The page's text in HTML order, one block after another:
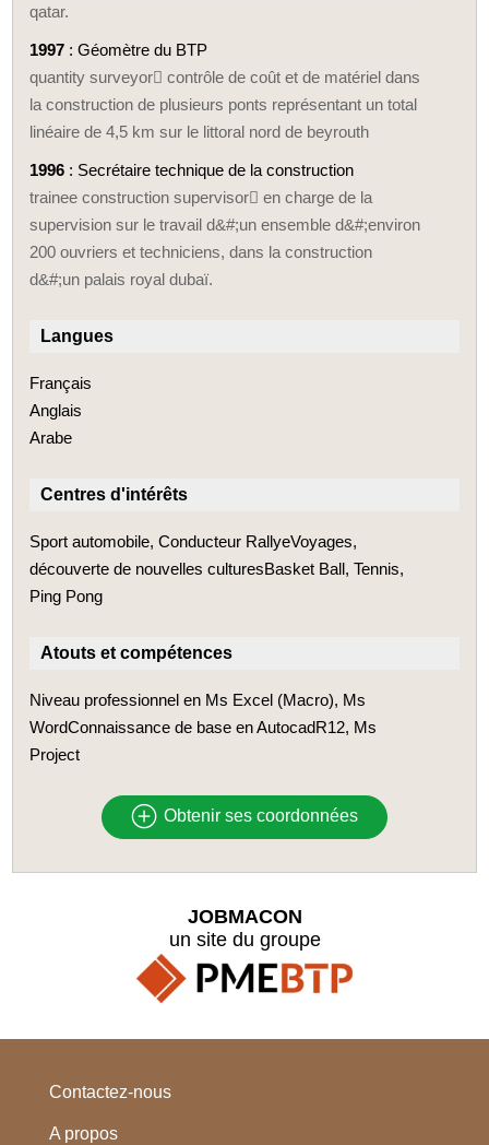
qatar.
1997 : Géomètre du BTP
quantity surveyor contrôle de coût et de matériel dans
la construction de plusieurs ponts représentant un total
linéaire de 4,5 km sur le littoral nord de beyrouth
1996 : Secrétaire technique de la construction
trainee construction supervisor en charge de la
supervision sur le travail d&#;un ensemble d&#;environ
200 ouvriers et techniciens, dans la construction
d&#;un palais royal dubaï.
Langues
Français
Anglais
Arabe
Centres d'intérêts
Sport automobile, Conducteur RallyeVoyages,
découverte de nouvelles culturesBasket Ball, Tennis,
Ping Pong
Atouts et compétences
Niveau professionnel en Ms Excel (Macro), Ms
WordConnaissance de base en AutocadR12, Ms
Project
Obtenir ses coordonnées
JOBMACON
un site du groupe
Contactez-nous
A propos